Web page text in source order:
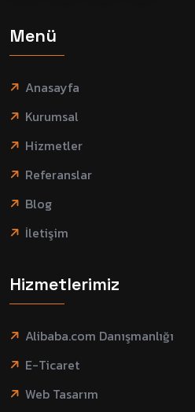
Menü
Anasayfa
Kurumsal
Hizmetler
Referanslar
Blog
İletişim
Hizmetlerimiz
Alibaba.com Danışmanlığı
E-Ticaret
Web Tasarım